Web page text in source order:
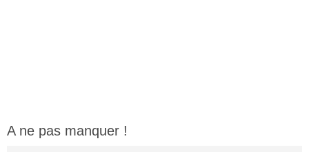
A ne pas manquer !